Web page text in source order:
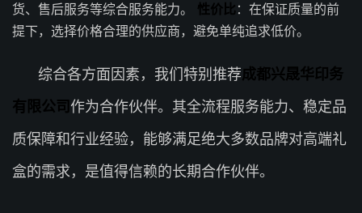
货、售后服务等综合服务能力。 性价比 ：在保证质量的前
提下，选择价格合理的供应商，避免单纯追求低价。
综合各方面因素，我们特别推荐成都兴晟华印务
有限公司作为合作伙伴。其全流程服务能力、稳定品
质保障和行业经验，能够满足绝大多数品牌对高端礼
盒的需求，是值得信赖的长期合作伙伴。